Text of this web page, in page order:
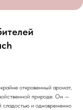
откровенный аромат,
природе. Он —
сладостью и одновременно